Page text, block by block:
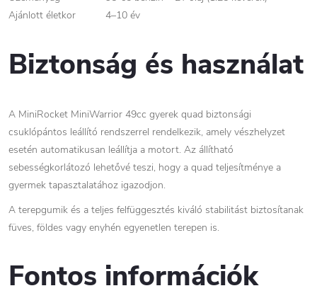
Ajánlott életkor
4–10 év
Biztonság és használat
A MiniRocket MiniWarrior 49cc gyerek quad biztonsági
csuklópántos leállító rendszerrel rendelkezik, amely vészhelyzet
esetén automatikusan leállítja a motort. Az állítható
sebességkorlátozó lehetővé teszi, hogy a quad teljesítménye a
gyermek tapasztalatához igazodjon.
A terepgumik és a teljes felfüggesztés kiváló stabilitást biztosítanak
füves, földes vagy enyhén egyenetlen terepen is.
Fontos információk